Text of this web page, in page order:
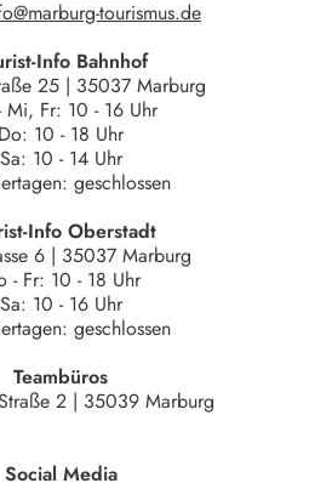
tourismus.de
Info Bahnhof
25 | 35037 Marburg
Mi, Fr: 10 - 16 Uhr
Do: 10 - 18 Uhr
Sa: 10 - 14 Uhr
geschlossen
Info Oberstadt
6 | 35037 Marburg
- Fr: 10 - 18 Uhr
Sa: 10 - 16 Uhr
geschlossen
Teambüros
2 | 35039 Marburg
Social Media